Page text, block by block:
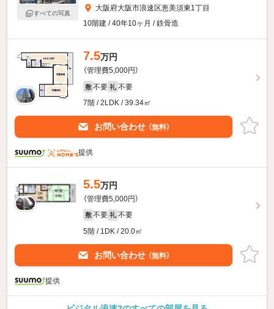
すべての写真
大阪府大阪市浪速区恵美須東1丁目
10階建 / 40年10ヶ月 / 鉄骨造
7.5万円
（管理費5,000円）
敷 不要 礼 不要
7階 / 2LDK / 39.34㎡
お問い合わせ （無料）
提供
5.5万円
（管理費5,000円）
敷 不要 礼 不要
5階 / 1DK / 20.0㎡
お問い合わせ （無料）
提供